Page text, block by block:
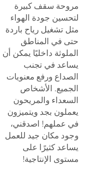
مروحة سقف كبيرة
لتحسين جودة الهواء
مثل تشغيل رياح باردة
حتى في المناطق
الملوثة داخليًا يمكن أن
يساعد في تجنب
الصداع ورفع معنويات
الجميع. الأشخاص
السعداء والمريحون
يعملون بجد ويتميزون
في عملهم! اصدقني،
وجود مكان جيد للعمل
يساعد كثيرًا على
مستوى الإنتاجية!